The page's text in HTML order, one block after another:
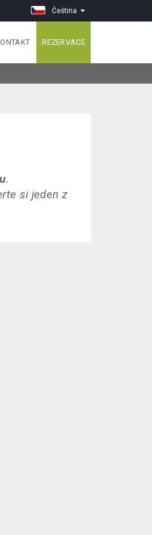
Čeština
REZERVACE
.
si jeden z